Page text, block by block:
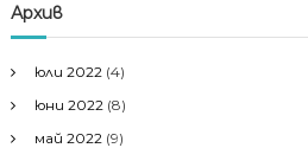
Архив
юли 2022 (4)
юни 2022 (8)
май 2022 (9)